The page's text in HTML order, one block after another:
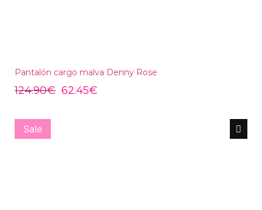
Pantalón cargo malva Denny Rose
124.90€ 62.45€
Sale